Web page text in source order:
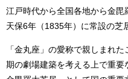
江戸時代から全国各地から金毘
天保6年（1835年）に常設の芝
「金丸座」の愛称で親しまれ
期の劇場建築を考える上で重